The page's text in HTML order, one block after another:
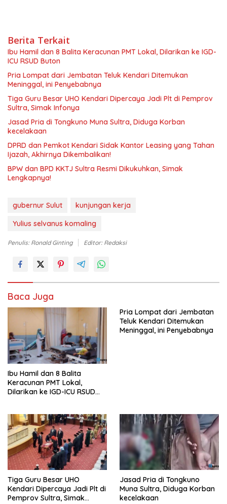
Berita Terkait
Ibu Hamil dan 8 Balita Keracunan PMT Lokal, Dilarikan ke IGD-
ICU RSUD Buton
Pria Lompat dari Jembatan Teluk Kendari Ditemukan
Meninggal, ini Penyebabnya
Tiga Guru Besar UHO Kendari Dipercaya Jadi Plt di Pemprov
Sultra, Simak Infonya
Jasad Pria di Tongkuno Muna Sultra, Diduga Korban
kecelakaan
DPRD dan Pemkot Kendari Sidak Kantor Leasing yang Tahan
Ijazah, Akhirnya Dikembalikan!
BPW dan BPD KKTJ Sultra Resmi Dikukuhkan, Simak
Lengkapnya!
gubernur Sulut
kunjungan kerja
Yulius selvanus komaling
Penulis: Ronald Ginting Editor: Redaksi
Baca Juga
Ibu Hamil dan 8 Balita
Keracunan PMT Lokal,
Dilarikan ke IGD-ICU RSUD
Pria Lompat dari Jembatan
Teluk Kendari Ditemukan
Meninggal, ini Penyebabnya
Tiga Guru Besar UHO
Kendari Dipercaya Jadi Plt di
Pemprov Sultra, Simak
Jasad Pria di Tongkuno
Muna Sultra, Diduga Korban
kecelakaan